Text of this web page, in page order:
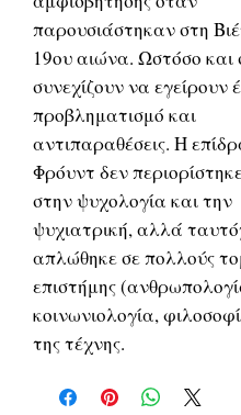
παρουσιάστηκαν στη
19ου αιώνα. Ωστόσο και
συνεχίζουν να εγείρουν
προβληματισμό και
αντιπαραθέσεις. Η
Φρόυντ δεν
στην ψυχολογία και την
ψυχιατρική, αλλά
απλώθηκε σε πολλούς
επιστήμης
κοινωνιολογία,
της τέχνης.